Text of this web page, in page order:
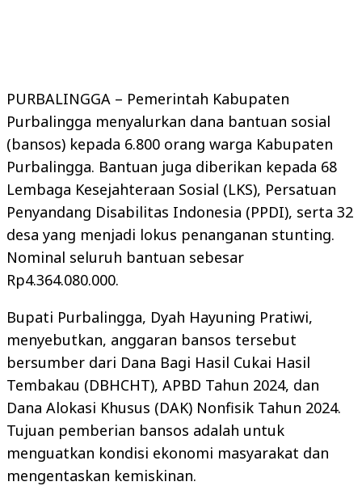
PURBALINGGA – Pemerintah Kabupaten
Purbalingga menyalurkan dana bantuan sosial
(bansos) kepada 6.800 orang warga Kabupaten
Purbalingga. Bantuan juga diberikan kepada 68
Lembaga Kesejahteraan Sosial (LKS), Persatuan
Penyandang Disabilitas Indonesia (PPDI), serta 32
desa yang menjadi lokus penanganan stunting.
Nominal seluruh bantuan sebesar
Rp4.364.080.000.
Bupati Purbalingga, Dyah Hayuning Pratiwi,
menyebutkan, anggaran bansos tersebut
bersumber dari Dana Bagi Hasil Cukai Hasil
Tembakau (DBHCHT), APBD Tahun 2024, dan
Dana Alokasi Khusus (DAK) Nonfisik Tahun 2024.
Tujuan pemberian bansos adalah untuk
menguatkan kondisi ekonomi masyarakat dan
mengentaskan kemiskinan.